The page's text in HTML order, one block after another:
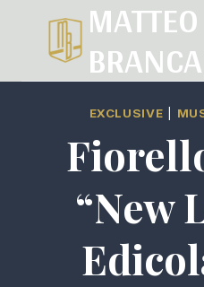
MATTEO
EXCLUSIVE
“New